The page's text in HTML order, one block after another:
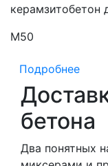
керамзитобетон
М50
Подробнее
бетона
Два понятных